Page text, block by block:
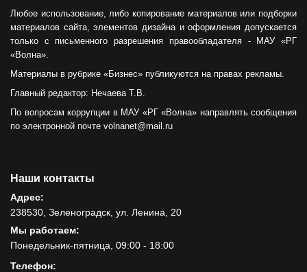
Любое использование, либо копирование материалов или подборки
материалов сайта, элементов дизайна и оформления допускается
только с письменного разрешения правообладателя - МАУ «РГ
«Волна».
Материалы в рубрике «Бизнес» публикуются на правах рекламы.
Главный редактор: Нечаева Т.В.
По вопросам коррупции в МАУ «РГ «Волна» направлять сообщения
по электронной почте volnanet@mail.ru
Наши контакты
Адрес:
238530, Зеленоградск, ул. Ленина, 20
Мы работаем:
Понедельник-пятница, 09:00 - 18:00
Телефон: